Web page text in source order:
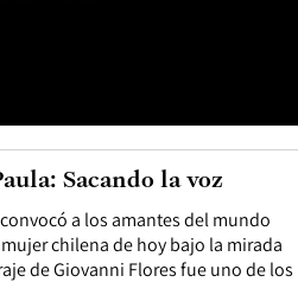
a los amantes del mundo
chilena de hoy bajo la mirada
de Giovanni Flores fue uno de los
Sacando la voz